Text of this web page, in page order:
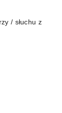
/ słuchu z